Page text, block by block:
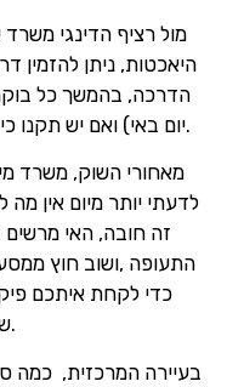
מול רציף הדינגי
היאכטות, ניתן להזמין
הדרכה, בהמשך כל
יום באי) ואם יש תקנו כי למחרת עוד עוד שעה כבר לא יהיה.
מאחורי השוק, משרד
לדעתי יותר מיום אין
זה חובה, האי מרשים
התעופה ,ושוב חוץ
כדי לקחת איתכם
שתעצרו בדרך.
בעיירה המרכזית, כמה